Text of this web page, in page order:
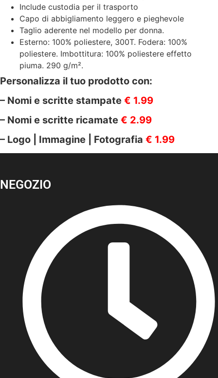
Include custodia per il trasporto
Capo di abbigliamento leggero e pieghevole
Taglio aderente nel modello per donna.
Esterno: 100% poliestere, 300T. Fodera: 100%
poliestere. Imbottitura: 100% poliestere effetto
piuma. 290 g/m².
Personalizza il tuo prodotto con:
– Nomi e scritte stampate € 1.99
– Nomi e scritte ricamate € 2.99
– Logo | Immagine | Fotografia € 1.99
NEGOZIO